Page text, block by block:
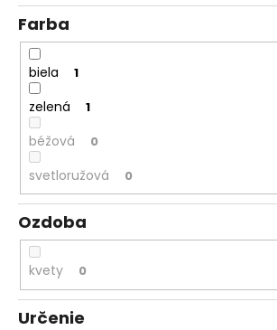
Farba
biela 1
zelená 1
béžová 0
svetloružová 0
Ozdoba
kvety 0
Určenie